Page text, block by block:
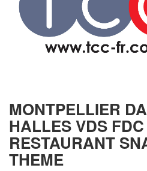
MONTPELLIER
HALLES VDS
RESTAURANT
THEME